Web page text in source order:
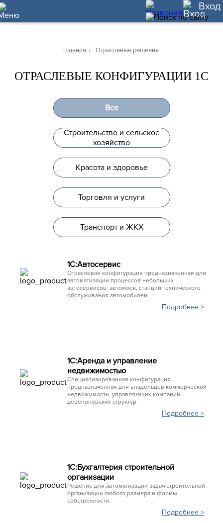
47 Вход
Главная › Отраслевые решения
ОТРАСЛЕВЫЕ КОНФИГУРАЦИИ 1С
Все
Строительство и сельское
хозяйство
Красота и здоровье
Торговля и услуги
Транспорт и ЖКХ
1С:Автосервис
Отраслевая конфигурация предназначенная для
автоматизации процессов небольших
автосервисов, автомоек, станций технического
обслуживания автомобилей
Подробнее >
1С:Аренда и управление
недвижимостью
Специализированная конфигурация
предназначенная для владельцев коммерческой
недвижимости, управляющих компаний,
девелоперских структур
Подробнее >
1С:Бухгалтерия строительной
организации
Решение для автоматизации задач строительной
организации любого размера и формы
собственности.
Подробнее >